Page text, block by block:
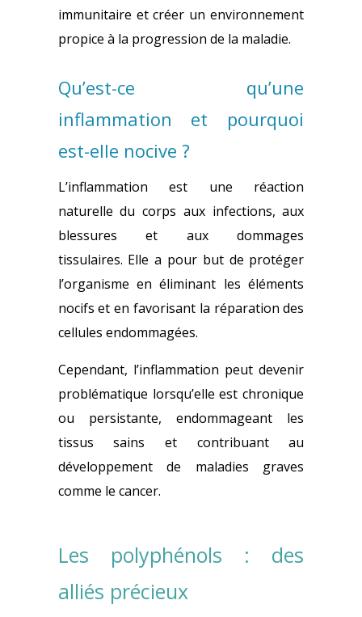
immunitaire et créer un environnement
propice à la progression de la maladie.
Qu’est-ce qu’une
inflammation et pourquoi
est-elle nocive ?
L’inflammation est une réaction
naturelle du corps aux infections, aux
blessures et aux dommages
tissulaires. Elle a pour but de protéger
l’organisme en éliminant les éléments
nocifs et en favorisant la réparation des
cellules endommagées.
Cependant, l’inflammation peut devenir
problématique lorsqu’elle est chronique
ou persistante, endommageant les
tissus sains et contribuant au
développement de maladies graves
comme le cancer.
Les polyphénols : des
alliés précieux